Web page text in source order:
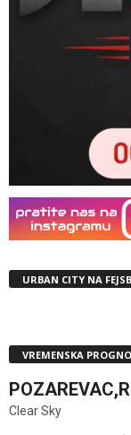
URBAN CITY NA
VREMENSKA
Clear Sky